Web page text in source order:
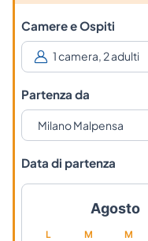
Camere e Ospiti
Partenza da
Data di partenza
L M M